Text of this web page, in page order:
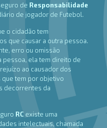
de Responsabilidade
de jogador de Futebol.
o cidadão tem
que causar a outra pessoa.
erro ou omissão
pessoa, ela tem direito de
ao causador dos
tem por objetivo
decorrentes da
RC existe uma
intelectuais, chamada